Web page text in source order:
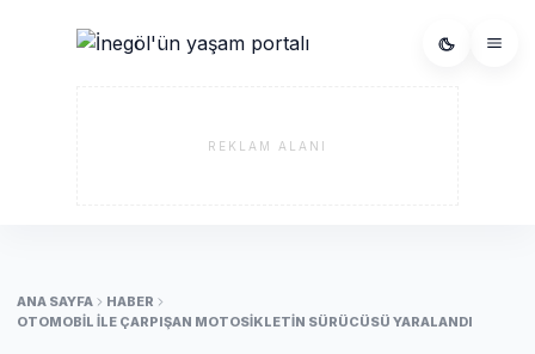
REKLAM ALANI
ANA SAYFA
HABER
OTOMOBIL ILE ÇARPIŞAN MOTOSIKLETIN SÜRÜCÜSÜ YARALANDI